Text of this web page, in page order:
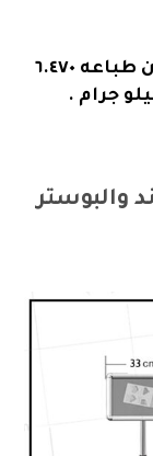
*بروموشن تيبل (استاند التزوق ) بدون طباعه ٦.٤٧٠
والبوستر